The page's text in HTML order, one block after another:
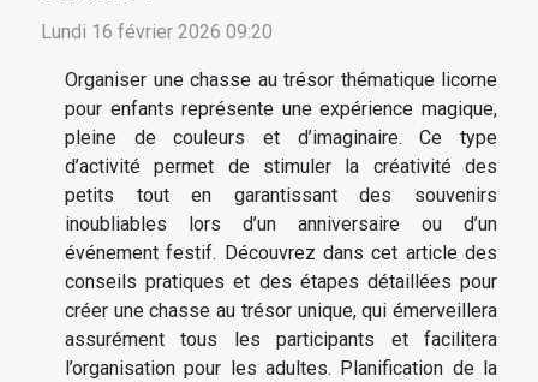
Lundi 16 février 2026 09:20
Organiser une chasse au trésor thématique licorne
pour enfants représente une expérience magique,
pleine de couleurs et d’imaginaire. Ce type
d’activité permet de stimuler la créativité des
petits tout en garantissant des souvenirs
inoubliables lors d’un anniversaire ou d’un
événement festif. Découvrez dans cet article des
conseils pratiques et des étapes détaillées pour
créer une chasse au trésor unique, qui émerveillera
assurément tous les participants et facilitera
l’organisation pour les adultes. Planification de la